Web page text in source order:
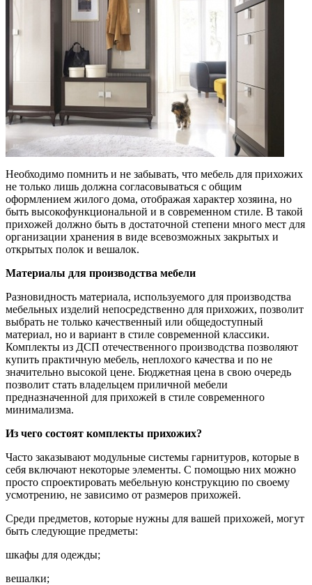
Необходимо помнить и не забывать, что мебель для прихожих
не только лишь должна согласовываться с общим
оформлением жилого дома, отображая характер хозяина, но
быть высокофункциональной и в современном стиле. В такой
прихожей должно быть в достаточной степени много мест для
организации хранения в виде всевозможных закрытых и
открытых полок и вешалок.
Материалы для производства мебели
Разновидность материала, используемого для производства
мебельных изделий непосредственно для прихожих, позволит
выбрать не только качественный или общедоступный
материал, но и вариант в стиле современной классики.
Комплекты из ДСП отечественного производства позволяют
купить практичную мебель, неплохого качества и по не
значительно высокой цене. Бюджетная цена в свою очередь
позволит стать владельцем приличной мебели
предназначенной для прихожей в стиле современного
минимализма.
Из чего состоят комплекты прихожих?
Часто заказывают модульные системы гарнитуров, которые в
себя включают некоторые элементы. С помощью них можно
просто спроектировать мебельную конструкцию по своему
усмотрению, не зависимо от размеров прихожей.
Среди предметов, которые нужны для вашей прихожей, могут
быть следующие предметы:
шкафы для одежды;
вешалки;